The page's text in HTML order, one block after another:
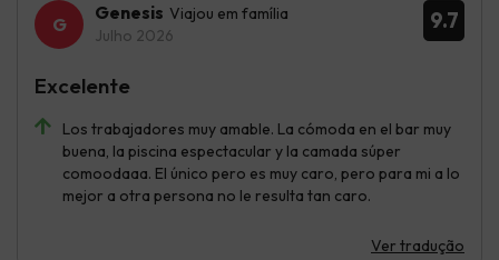
9.7
Genesis Viajou em família
Julho 2026
Los trabajadores muy amable. La cómoda en el bar muy
buena, la piscina espectacular y la camada súper
comoodaaa. El único pero es muy caro, pero para mi a lo
mejor a otra persona no le resulta tan caro.
Ver tradução
Excelente